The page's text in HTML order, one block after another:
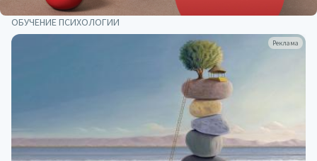
ОБУЧЕНИЕ ПСИХОЛОГИИ
Реклама